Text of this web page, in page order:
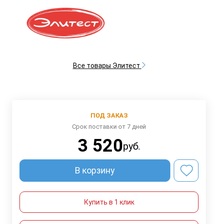
Все товары Элитест
ПОД ЗАКАЗ
Срок поставки от 7 дней
3 520руб.
В корзину
Купить в 1 клик